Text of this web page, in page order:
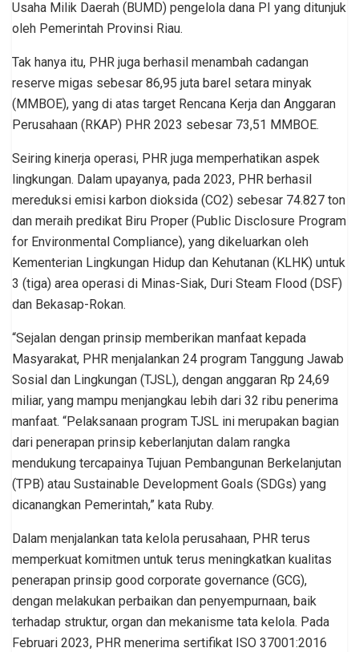
Usaha Milik Daerah (BUMD) pengelola dana PI yang ditunjuk
oleh Pemerintah Provinsi Riau.
Tak hanya itu, PHR juga berhasil menambah cadangan
reserve migas sebesar 86,95 juta barel setara minyak
(MMBOE), yang di atas target Rencana Kerja dan Anggaran
Perusahaan (RKAP) PHR 2023 sebesar 73,51 MMBOE.
Seiring kinerja operasi, PHR juga memperhatikan aspek
lingkungan. Dalam upayanya, pada 2023, PHR berhasil
mereduksi emisi karbon dioksida (CO2) sebesar 74.827 ton
dan meraih predikat Biru Proper (Public Disclosure Program
for Environmental Compliance), yang dikeluarkan oleh
Kementerian Lingkungan Hidup dan Kehutanan (KLHK) untuk
3 (tiga) area operasi di Minas-Siak, Duri Steam Flood (DSF)
dan Bekasap-Rokan.
“Sejalan dengan prinsip memberikan manfaat kepada
Masyarakat, PHR menjalankan 24 program Tanggung Jawab
Sosial dan Lingkungan (TJSL), dengan anggaran Rp 24,69
miliar, yang mampu menjangkau lebih dari 32 ribu penerima
manfaat. “Pelaksanaan program TJSL ini merupakan bagian
dari penerapan prinsip keberlanjutan dalam rangka
mendukung tercapainya Tujuan Pembangunan Berkelanjutan
(TPB) atau Sustainable Development Goals (SDGs) yang
dicanangkan Pemerintah,” kata Ruby.
Dalam menjalankan tata kelola perusahaan, PHR terus
memperkuat komitmen untuk terus meningkatkan kualitas
penerapan prinsip good corporate governance (GCG),
dengan melakukan perbaikan dan penyempurnaan, baik
terhadap struktur, organ dan mekanisme tata kelola. Pada
Februari 2023, PHR menerima sertifikat ISO 37001:2016